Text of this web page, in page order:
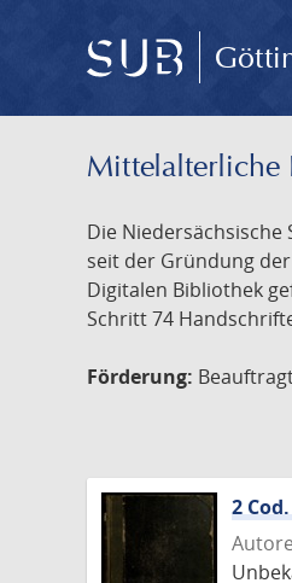
Mittelalterliche
Die
seit der Gründung
Digitalen Bibliothek
Schritt 74
Förderung:
2